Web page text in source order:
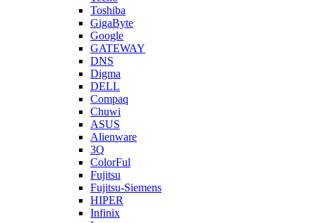
Toshiba
GigaByte
Google
GATEWAY
DNS
Digma
DELL
Compaq
Chuwi
ASUS
Alienware
3Q
ColorFul
Fujitsu
Fujitsu-Siemens
HIPER
Infinix